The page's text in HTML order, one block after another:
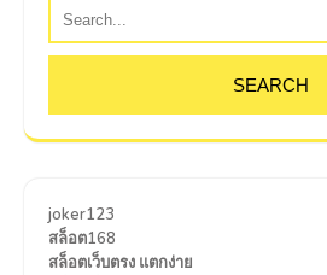
joker123
สล็อต168
สล็อตเว็บตรง แตกง่าย